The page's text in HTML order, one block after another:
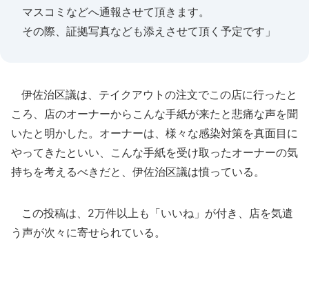
マスコミなどへ通報させて頂きます。
その際、証拠写真なども添えさせて頂く予定です」
伊佐治区議は、テイクアウトの注文でこの店に行ったと
ころ、店のオーナーからこんな手紙が来たと悲痛な声を聞
いたと明かした。オーナーは、様々な感染対策を真面目に
やってきたといい、こんな手紙を受け取ったオーナーの気
持ちを考えるべきだと、伊佐治区議は憤っている。
この投稿は、2万件以上も「いいね」が付き、店を気遣
う声が次々に寄せられている。